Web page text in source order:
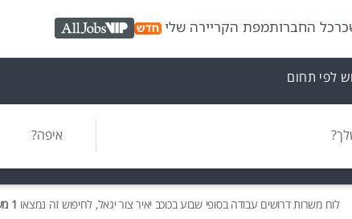
כל החברותמפת הקריירה שלי AllJobs VIP
לפי תחום
איפה?
לוח משרותדרושים עבודה בסופי שבוע בכוכב יאיר צור יגאל, לחיפוש זה נמצאו 1 משרות